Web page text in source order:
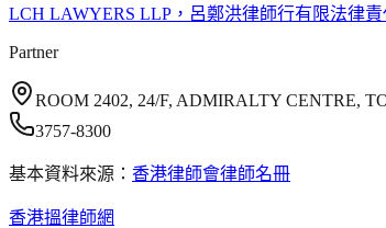
LCH LAWYERS LLP ，呂鄭洪律師行有限法律
Partner
ROOM 2402, 24/F, ADMIRALTY CENTRE,
3757-8300
基本資料來源： 香港律師會律師名冊
香港搵律師網